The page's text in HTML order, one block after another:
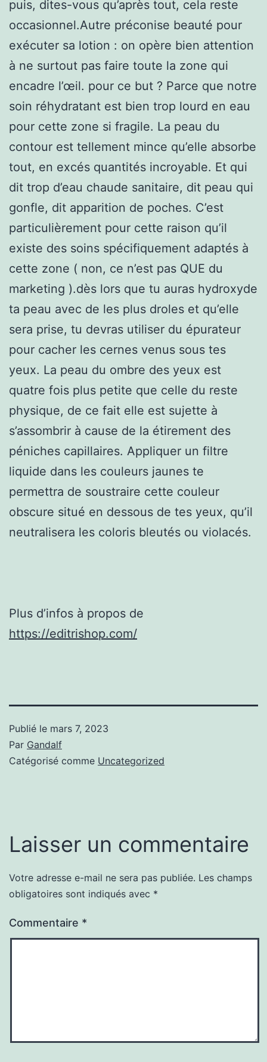
puis, dites-vous qu’après tout, cela reste
occasionnel.Autre préconise beauté pour
exécuter sa lotion : on opère bien attention
à ne surtout pas faire toute la zone qui
encadre l’œil. pour ce but ? Parce que notre
soin réhydratant est bien trop lourd en eau
pour cette zone si fragile. La peau du
contour est tellement mince qu’elle absorbe
tout, en excés quantités incroyable. Et qui
dit trop d’eau chaude sanitaire, dit peau qui
gonfle, dit apparition de poches. C’est
particulièrement pour cette raison qu’il
existe des soins spécifiquement adaptés à
cette zone ( non, ce n’est pas QUE du
marketing ).dès lors que tu auras hydroxyde
ta peau avec de les plus droles et qu’elle
sera prise, tu devras utiliser du épurateur
pour cacher les cernes venus sous tes
yeux. La peau du ombre des yeux est
quatre fois plus petite que celle du reste
physique, de ce fait elle est sujette à
s’assombrir à cause de la étirement des
péniches capillaires. Appliquer un filtre
liquide dans les couleurs jaunes te
permettra de soustraire cette couleur
obscure situé en dessous de tes yeux, qu’il
neutralisera les coloris bleutés ou violacés.
Plus d’infos à propos de
https://editrishop.com/
Publié le mars 7, 2023
Par Gandalf
Catégorisé comme Uncategorized
Laisser un commentaire
Votre adresse e-mail ne sera pas publiée. Les champs
obligatoires sont indiqués avec *
Commentaire *